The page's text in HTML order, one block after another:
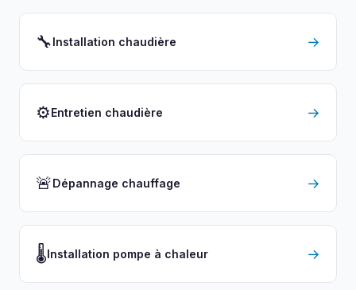
🔧Installation chaudière →
⚙️Entretien chaudière →
🚨Dépannage chauffage →
🌡️Installation pompe à chaleur →